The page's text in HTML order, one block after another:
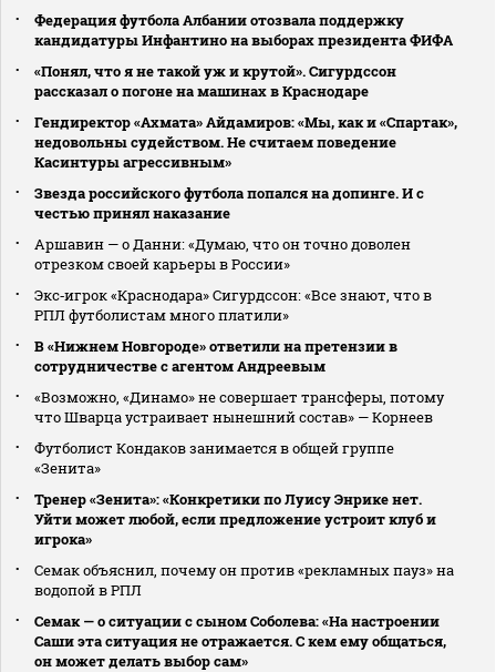
Федерация футбола Албании отозвала поддержку
кандидатуры Инфантино на выборах президента ФИФА
«Понял, что я не такой уж и крутой». Сигурдссон
рассказал о погоне на машинах в Краснодаре
Гендиректор «Ахмата» Айдамиров: «Мы, как и «Спартак»,
недовольны судейством. Не считаем поведение
Касинтуры агрессивным»
Звезда российского футбола попался на допинге. И с
честью принял наказание
Аршавин — о Данни: «Думаю, что он точно доволен
отрезком своей карьеры в России»
Экс‑игрок «Краснодара» Сигурдссон: «Все знают, что в
РПЛ футболистам много платили»
В «Нижнем Новгороде» ответили на претензии в
сотрудничестве с агентом Андреевым
«Возможно, «Динамо» не совершает трансферы, потому
что Шварца устраивает нынешний состав» — Корнеев
Футболист Кондаков занимается в общей группе
«Зенита»
Тренер «Зенита»: «Конкретики по Луису Энрике нет.
Уйти может любой, если предложение устроит клуб и
игрока»
Семак объяснил, почему он против «рекламных пауз» на
водопой в РПЛ
Семак — о ситуации с сыном Соболева: «На настроении
Саши эта ситуация не отражается. С кем ему общаться,
он может делать выбор сам»